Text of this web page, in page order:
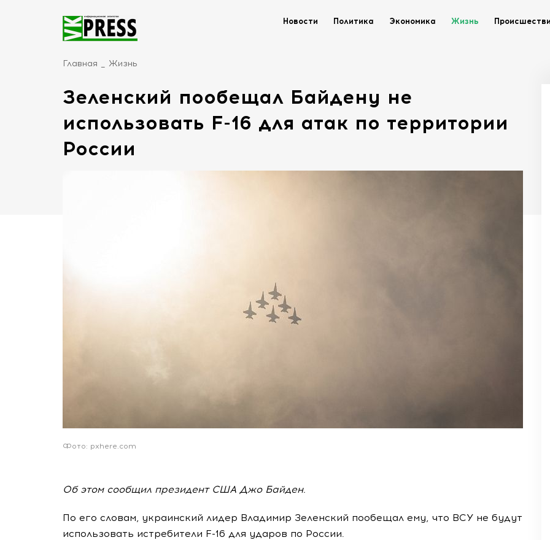
Новости Политика Экономика Жизнь
Главная Жизнь
Зеленский пообещал Байдену не
использовать F-16 для атак по территории
России
Фото: pxhere.com
Об этом сообщил президент США Джо Байден.
По его словам, украинский лидер Владимир Зеленский пообещал ему, что ВСУ не будут
использовать истребители F-16 для ударов по России.